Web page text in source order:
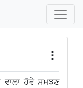
ਹੋਵੇ ਸਮਝਣ